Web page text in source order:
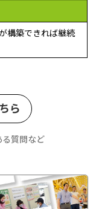
構築できれば継続
ら
る質問など